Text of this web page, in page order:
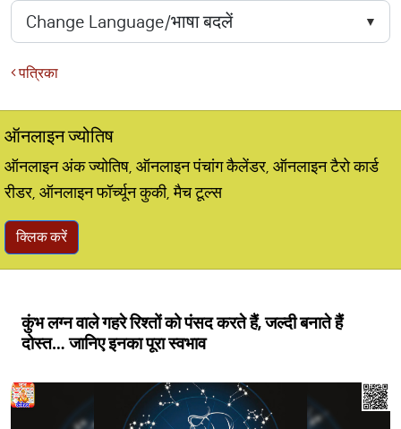
पत्रिका
ऑनलाइन ज्योतिष
ऑनलाइन अंक ज्योतिष, ऑनलाइन पंचांग कैलेंडर, ऑनलाइन टैरो कार्ड
रीडर, ऑनलाइन फॉर्च्यून कुकी, मैच टूल्स
क्लिक करें
कुंभ लग्न वाले गहरे रिश्तों को पंसद करते हैं, जल्दी बनाते हैं
दोस्त… जानिए इनका पूरा स्वभाव